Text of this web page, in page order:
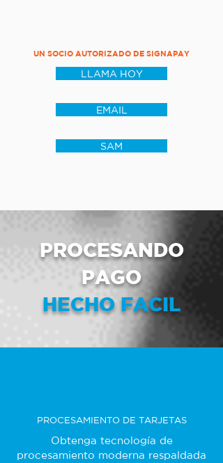
UN SOCIO AUTORIZADO DE SIGNAPAY
LLAMA HOY
EMAIL
SAM
PROCESANDO
PAGO
HECHO FACIL
PROCESAMIENTO DE TARJETAS
Obtenga tecnología de
procesamiento moderna respaldada